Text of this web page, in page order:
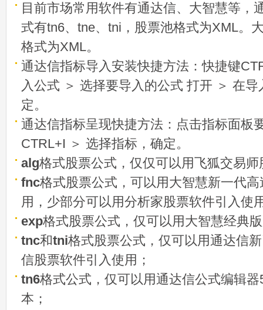
目前市场常用软件有通达信、大智慧等，
式有tn6、tne、tni，股票池格式为XML。
格式为XML。
通达信指标导入安装快捷方法：快捷键
入公式 ＞ 选择要导入的公式 打开 ＞ 在
定。
通达信指标呈现快捷方法：点击指标面板
CTRL+I ＞ 选择指标，确定。
alg格式股票公式，仅仅可以用飞狐交易
fnc格式股票公式，可以用大智慧新一代
用，少部分可以用分析家股票软件引入使
exp格式股票公式，仅可以用大智慧经典
tnc和tni格式股票公式，仅可以用通达信
信股票软件引入使用；
tn6格式公式，仅可以用通达信公式编辑
本；